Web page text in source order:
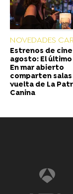
NOVEDADES
Estrenos de
agosto: El
En mar abierto
comparten salas
vuelta de La
Canina